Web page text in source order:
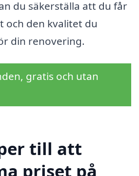
du säkerställa att du får
och den kvalitet du
din renovering.
gratis och utan
till att
priset på